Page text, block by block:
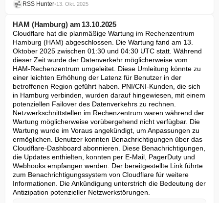
RSS Hunter•13. Okt. 2025
HAM (Hamburg) am 13.10.2025
Cloudflare hat die planmäßige Wartung im Rechenzentrum
Hamburg (HAM) abgeschlossen. Die Wartung fand am 13.
Oktober 2025 zwischen 01:30 und 04:30 UTC statt. Während
dieser Zeit wurde der Datenverkehr möglicherweise vom
HAM-Rechenzentrum umgeleitet. Diese Umleitung könnte zu
einer leichten Erhöhung der Latenz für Benutzer in der
betroffenen Region geführt haben. PNI/CNI-Kunden, die sich
in Hamburg verbinden, wurden darauf hingewiesen, mit einem
potenziellen Failover des Datenverkehrs zu rechnen.
Netzwerkschnittstellen im Rechenzentrum waren während der
Wartung möglicherweise vorübergehend nicht verfügbar. Die
Wartung wurde im Voraus angekündigt, um Anpassungen zu
ermöglichen. Benutzer konnten Benachrichtigungen über das
Cloudflare-Dashboard abonnieren. Diese Benachrichtigungen,
die Updates enthielten, konnten per E-Mail, PagerDuty und
Webhooks empfangen werden. Der bereitgestellte Link führte
zum Benachrichtigungssystem von Cloudflare für weitere
Informationen. Die Ankündigung unterstrich die Bedeutung der
Antizipation potenzieller Netzwerkstörungen.